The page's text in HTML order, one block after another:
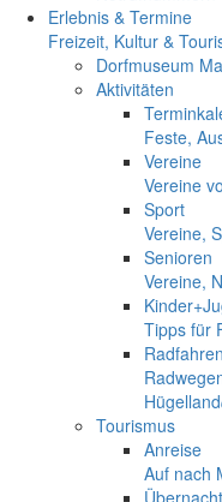
Erlebnis & Termine
Freizeit, Kultur &
Dorfmuseum
Aktivitäten
Feste,
Vereine
Vereine
Sport
Vereine,
Senioren
Vereine,
Tipps für
Radfahren
Hügelland
Tourismus
Anreise
Auf nach